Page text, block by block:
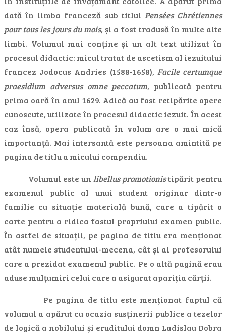
dată în limba franceză sub titlul Pensées Chrétiennes
pour tous les jours du mois, și a fost tradusă în multe alte
limbi. Volumul mai conține și un alt text utilizat în
procesul didactic: micul tratat de ascetism al iezuitului
francez Jodocus Andries (1588-1658), Facile certumque
praesidium adversus omne peccatum, publicată pentru
prima oară în anul 1629. Adică au fost retipărite opere
cunoscute, utilizate în procesul didactic iezuit. În acest
caz însă, opera publicată în volum are o mai mică
importanță. Mai intersantă este persoana amintită pe
pagina de titlu a micului compendiu.
Volumul este un libellus promotionistipărit pentru
examenul public al unui student originar dintr-o
familie cu situație materială bună, care a tipărit o
carte pentru a ridica fastul propriului examen public.
În astfel de situații, pe pagina de titlu era menționat
atât numele studentului-mecena, cât și al profesorului
care a prezidat examenul public. Pe o altă pagină erau
aduse mulțumiri celui care a asigurat apariția cărții.
Pe pagina de titlu este menționat faptul că
volumul a apărut cu ocazia susținerii publice a tezelor
de logică a nobilului și eruditului domn Ladislau Dobra